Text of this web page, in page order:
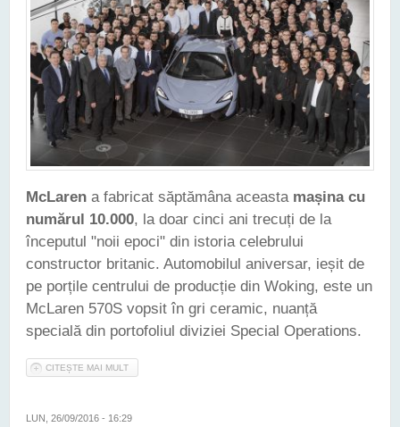
McLaren a fabricat săptămâna aceasta mașina cu
numărul 10.000, la doar cinci ani trecuți de la
începutul "noii epoci" din istoria celebrului
constructor britanic. Automobilul aniversar, ieșit de
pe porțile centrului de producție din Woking, este un
McLaren 570S vopsit în gri ceramic, nuanță
specială din portofoliul diviziei Special Operations.
CITEȘTE MAI MULT
LUN, 26/09/2016 - 16:29